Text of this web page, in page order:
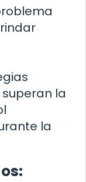
la
la